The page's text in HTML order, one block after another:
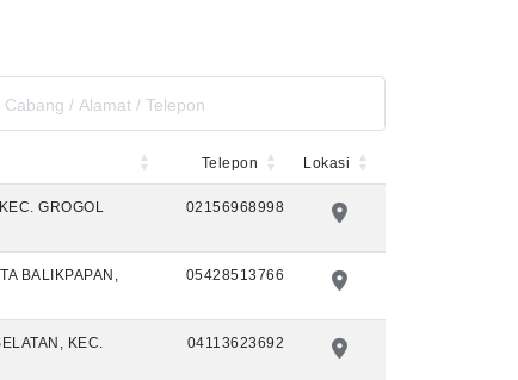
Telepon Lokasi
GROGOL
02156968998
BALIKPAPAN,
05428513766
KEC.
04113623692